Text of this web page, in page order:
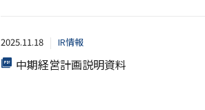
2025.11.18 IR情報
中期経営計画説明資料